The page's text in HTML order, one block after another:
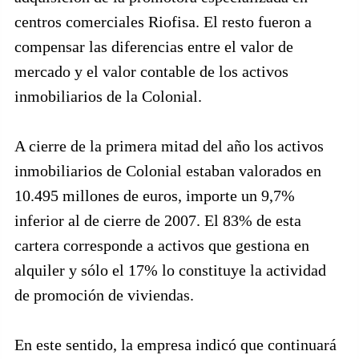
centros comerciales Riofisa. El resto fueron a
compensar las diferencias entre el valor de
mercado y el valor contable de los activos
inmobiliarios de la Colonial.
A cierre de la primera mitad del año los activos
inmobiliarios de Colonial estaban valorados en
10.495 millones de euros, importe un 9,7%
inferior al de cierre de 2007. El 83% de esta
cartera corresponde a activos que gestiona en
alquiler y sólo el 17% lo constituye la actividad
de promoción de viviendas.
En este sentido, la empresa indicó que continuará